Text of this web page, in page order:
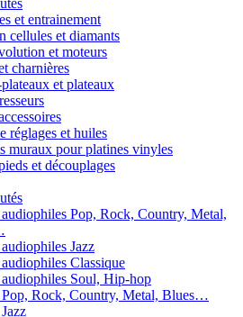
et entrainement
cellules et diamants
et moteurs
charnières
et plateaux
réglages et huiles
muraux pour platines vinyles
et découplages
Pop, Rock, Country, Metal,
Jazz
Classique
Soul, Hip-hop
Rock, Country, Metal, Blues…